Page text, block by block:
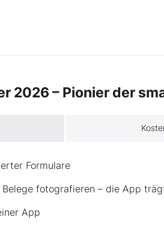
2026 – Pionier der
Formulare
fotografieren – die App
App